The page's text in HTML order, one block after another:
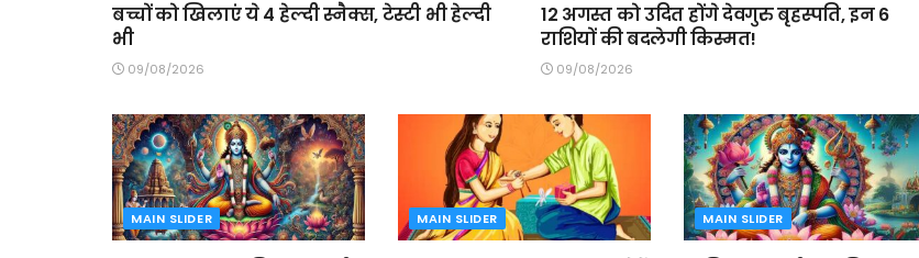
बच्चों को खिलाएं ये 4 हेल्दी स्नैक्स, टेस्टी भी हेल्दी
भी
09/08/2026
12 अगस्त को उदित होंगे देवगुरु बृहस्पति, इन 6
राशियों की बदलेगी किस्मत!
09/08/2026
MAIN SLIDER MAIN SLIDER MAIN SLIDER